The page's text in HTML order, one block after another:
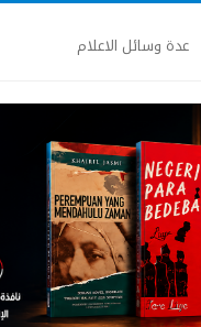
عدة وسائل الاعلام